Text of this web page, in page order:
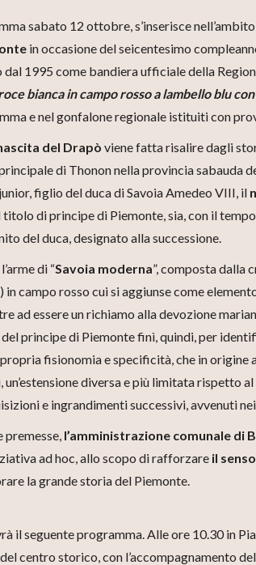
sabato 12 ottobre, s’inserisce
in occasione del seicentesimo
1995 come bandiera ufficiale della
bianca in campo rosso a lambello blu
e nel gonfalone regionale istituiti con
del Drapò viene fatta risalire dagli
di Thonon nella provincia sabauda
figlio del duca di Savoia Amedeo VIII, il
di principe di Piemonte, sia, con il
del duca, designato alla successione.
di “Savoia moderna”, composta dalla
campo rosso cui si aggiunse come
ad essere un richiamo alla devozione
del principe di Piemonte finì, quindi, per
fisionomia e specificità, che in origine
diversa e più limitata rispetto
e ingrandimenti successivi, avvenuti
premesse, l’amministrazione comunale di
ad hoc, allo scopo di rafforzare il
la grande storia del Piemonte.
il seguente programma. Alle ore 10.30 in
centro storico, con l’accompagnamento